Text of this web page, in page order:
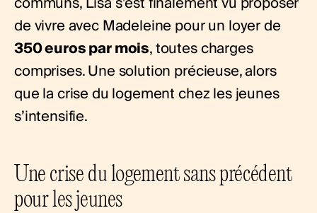
de vivre avec Madeleine pour un loyer de
350 euros par mois, toutes charges
comprises. Une solution précieuse, alors
que la crise du logement chez les jeunes
s’intensifie.
Une crise du logement sans précédent
pour les jeunes